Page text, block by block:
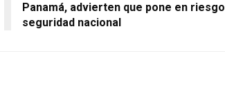
Panamá, advierten que pone en riesgo
seguridad nacional